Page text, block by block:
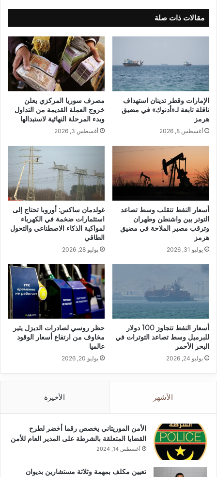
مقالات ذات صلة
الإمارات وقطر تدينان استهداف
ناقلة تابعة لـ«أدنوك» في مضيق
هرمز
أغسطس 8, 2026
مصرف سوريا المركزي يعلن
خروج العملة القديمة من التداول
وبدء المرحلة النهائية لاستبدالها
أغسطس 3, 2026
أسعار النفط تتقلب وسط تصاعد
التوتر بين واشنطن وطهران
وترقب مصير الملاحة في مضيق
هرمز
يوليو 31, 2026
غولدمان ساكس: أوروبا تحتاج إلى
استثمارات ضخمة في الكهرباء
لمواكبة الذكاء الاصطناعي والتحول
الطاقي
يوليو 28, 2026
أسعار النفط تتجاوز 100 دولار
للبرميل وسط تصاعد التوترات في
البحر الأحمر
يوليو 24, 2026
حظر روسي لصادرات الديزل يثير
مخاوف من ارتفاع أسعار الوقود
عالميا
يوليو 20, 2026
الأشهر الأخيرة
الأمن الموريتاني يخصص رقما أخضر لطرح
القضايا المتعلقة بالشرطة على المدير العام للأمن
أغسطس 14, 2024
تعيين مكلف بمهمة وثلاثة مستشارين بديوان